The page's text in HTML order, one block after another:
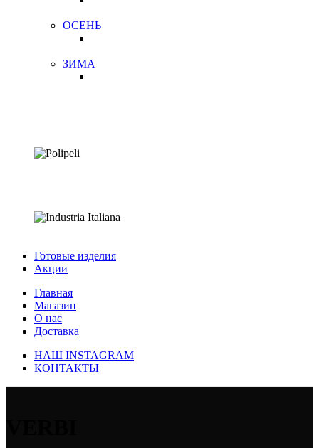
ОСЕНЬ
ЗИМА
Готовые изделия
Акции
Главная
Магазин
О нас
Доставка
НАШ INSTAGRAM
КОНТАКТЫ